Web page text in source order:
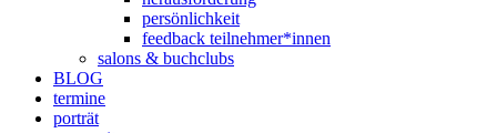
persönlichkeit
feedback teilnehmer*innen
salons & buchclubs
BLOG
termine
porträt